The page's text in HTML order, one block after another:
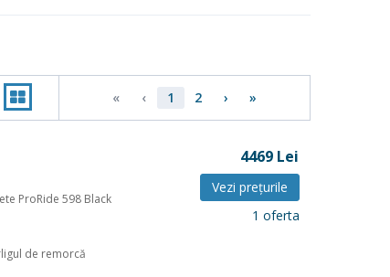
« ‹ 1 2 › »
ProRide 598 Black
de remorcă
4469 Lei
Vezi preţurile
1 oferta